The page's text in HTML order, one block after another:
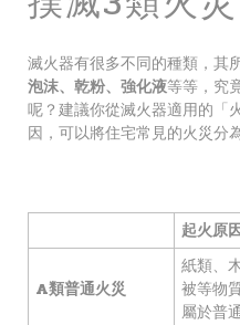
滅火器有很多不同的種類，其
泡沫、乾粉、強化液等等，究
呢？建議你從滅火器適用的「
因，可以將住宅常見的火災分
起火原
A類普通火災
紙類、
被等物
屬於普